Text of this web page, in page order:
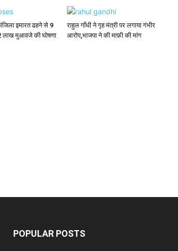
इमारत ढहने से 9
लाख मुआवजे की घोषणा
राहुल गाँधी ने गृह मंत्री पर लगाया गंभीर
आरोप,भाजपा ने की माफ़ी की मांग
POPULAR POSTS